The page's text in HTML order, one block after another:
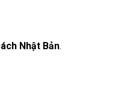
Nhật Bản.